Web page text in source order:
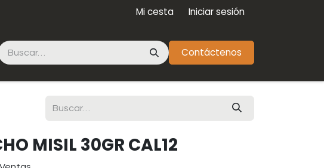
Mi cesta Iniciar sesión
Contáctenos
MISIL 30GR CAL12